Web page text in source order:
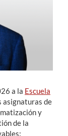
a la Escuela
asignaturas de
y
de la